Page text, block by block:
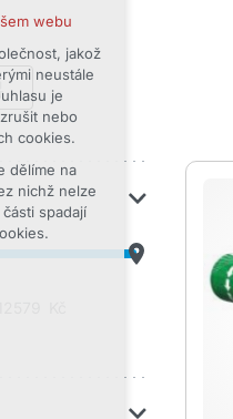
webu
webu
jakož
neustále
je
nebo
cookies.
dělíme na
nichž nelze
spadají